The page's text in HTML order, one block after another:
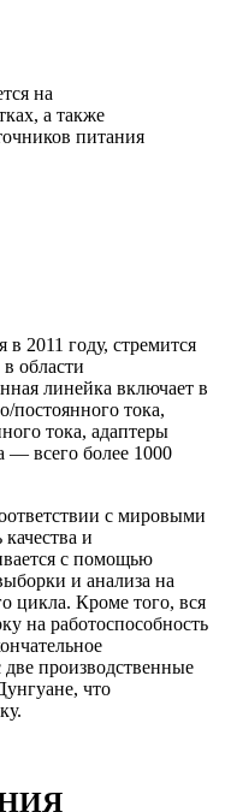
на
а также
питания
2011 году, стремится
области
линейка включает в
постоянного тока,
тока, адаптеры
— всего более 1000
с мировыми
и
с помощью
и анализа на
цикла. Кроме того, вся
на работоспособность
две производственные
что